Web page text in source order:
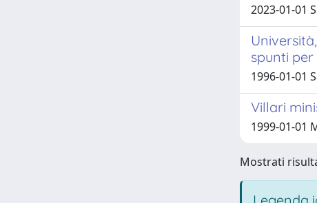
2023-01-01
spunti
1996-01-01
Villari
1999-01-01
Mostrati